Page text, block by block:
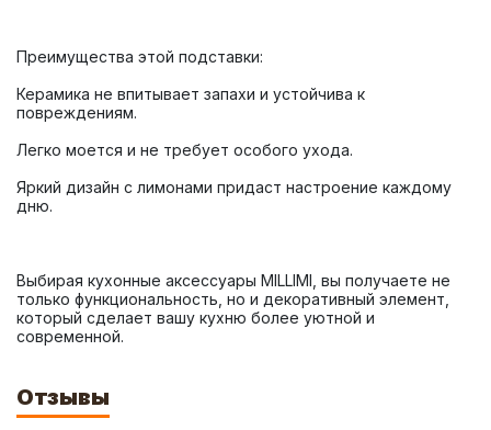
Керамика не впитывает запахи и устойчива к
Яркий дизайн с лимонами придаст настроение каждому
Выбирая кухонные аксессуары MILLIMI, вы получаете не
только функциональность, но и декоративный элемент,
который сделает вашу кухню более уютной и
современной.
Отзывы